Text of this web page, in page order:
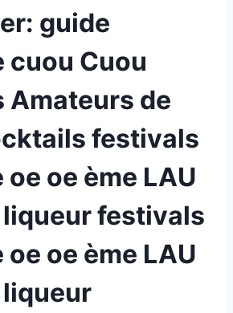
guide
cuou Cuou
Amateurs de
festivals
oe oe ème LAU
liqueur festivals
oe oe ème LAU
liqueur